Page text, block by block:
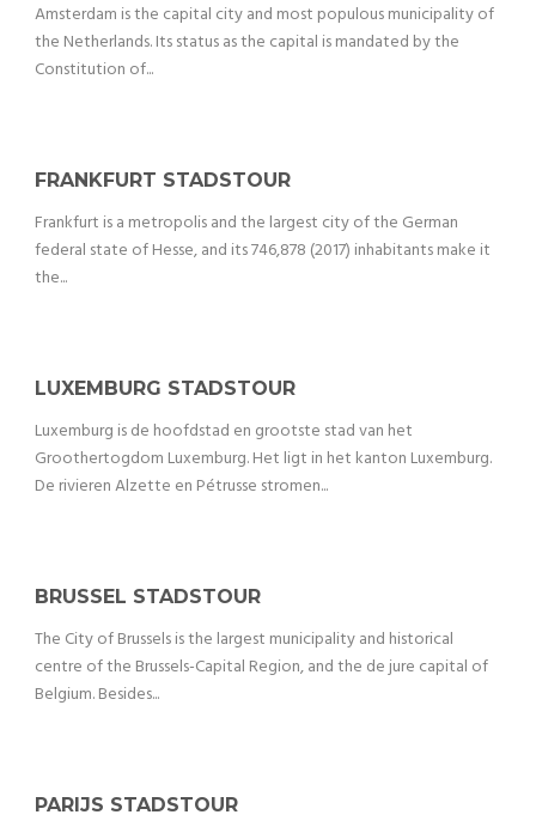
Amsterdam is the capital city and most populous municipality of
the Netherlands. Its status as the capital is mandated by the
Constitution of...
FRANKFURT STADSTOUR
Frankfurt is a metropolis and the largest city of the German
federal state of Hesse, and its 746,878 (2017) inhabitants make it
the...
LUXEMBURG STADSTOUR
Luxemburg is de hoofdstad en grootste stad van het
Groothertogdom Luxemburg. Het ligt in het kanton Luxemburg.
De rivieren Alzette en Pétrusse stromen...
BRUSSEL STADSTOUR
The City of Brussels is the largest municipality and historical
centre of the Brussels-Capital Region, and the de jure capital of
Belgium. Besides...
PARIJS STADSTOUR